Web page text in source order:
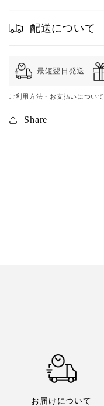
配送について
最短翌日発送
ご利用方法・お支払いについて
Share
お届けについて